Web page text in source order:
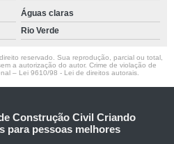
Águas claras
Rio Verde
reservado. Sua reprodução, parcial ou total,
a autorização do autor. Crime de violação de
– Lei 9610/98 - Lei de direitos autorais
Construção Civil Criando
para pessoas melhores